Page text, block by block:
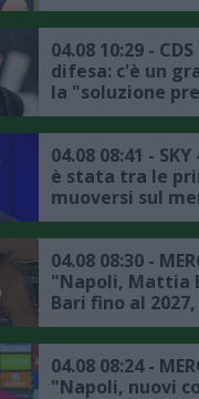
04.08 10:29 -
difesa: c'è un
la "soluzione
04.08 08:41 -
è stata tra le
muoversi sul
Mastantuono,
particolare"
04.08 08:30 -
"Napoli, Mattia
Bari fino al
04.08 08:24 -
"Napoli, nuovi